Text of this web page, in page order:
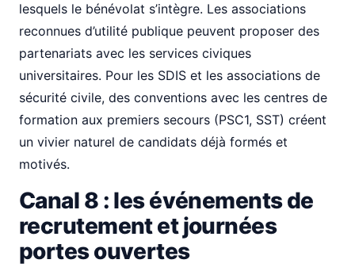
lesquels le bénévolat s’intègre. Les associations
reconnues d’utilité publique peuvent proposer des
partenariats avec les services civiques
universitaires. Pour les SDIS et les associations de
sécurité civile, des conventions avec les centres de
formation aux premiers secours (PSC1, SST) créent
un vivier naturel de candidats déjà formés et
motivés.
Canal 8 : les événements de
recrutement et journées
portes ouvertes